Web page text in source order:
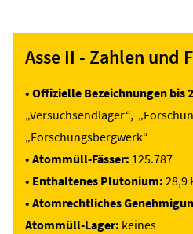
Asse II - Zahlen und
• Offizielle Bezeichnungen bis
„Versuchsendlager“,
„Forschungsbergwerk“
• Atommüll-Fässer: 125.787
• Enthaltenes Plutonium: 28,9
• Atomrechtliches
Atommüll-Lager: keines